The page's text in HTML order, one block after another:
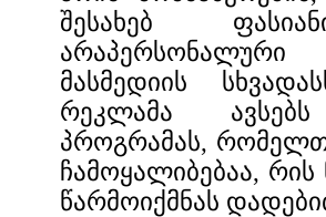
შესახებ
მასმედიის
რეკლამა
პროგრამას,
ჩამოყალიბებაა, რის
წარმოიქმნას